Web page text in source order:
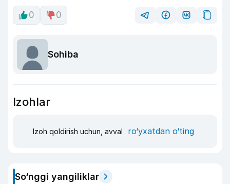
0 0
Sohiba
Izohlar
Izoh qoldirish uchun, avval ro‘yxatdan o‘ting
So‘nggi yangiliklar